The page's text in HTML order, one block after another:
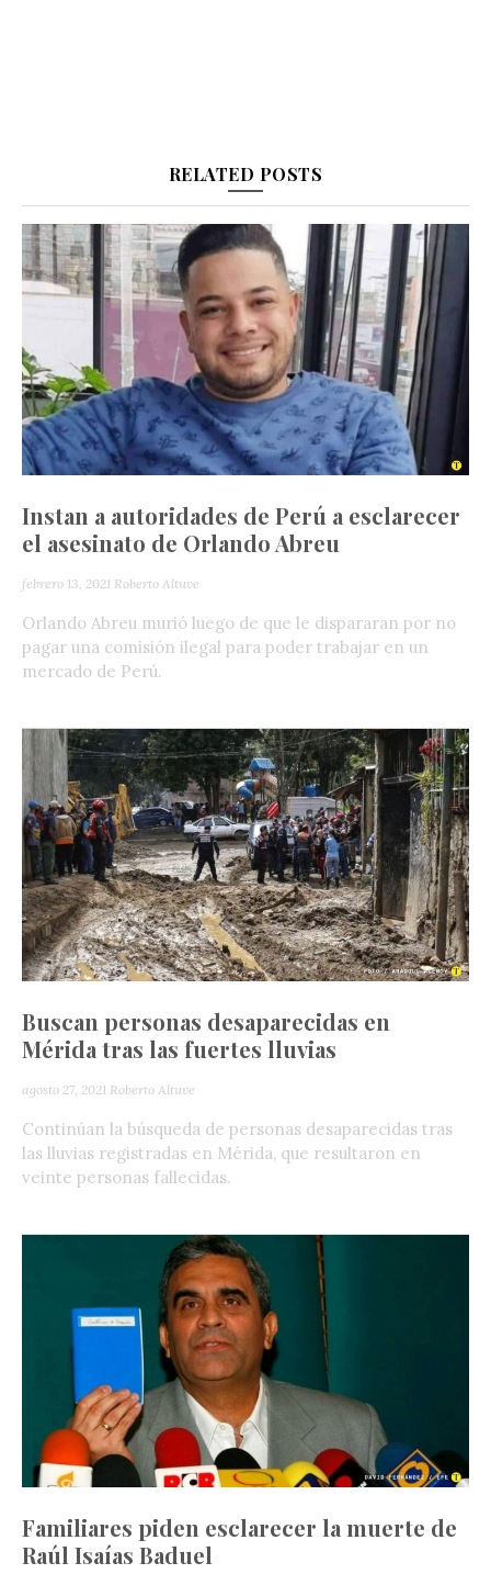
RELATED POSTS
Instan a autoridades de Perú a esclarecer
el asesinato de Orlando Abreu
febrero 13, 2021 Roberto Altuve
Orlando Abreu murió luego de que le dispararan por no
pagar una comisión ilegal para poder trabajar en un
mercado de Perú.
Buscan personas desaparecidas en
Mérida tras las fuertes lluvias
agosto 27, 2021 Roberto Altuve
Continúan la búsqueda de personas desaparecidas tras
las lluvias registradas en Mérida, que resultaron en
veinte personas fallecidas.
Familiares piden esclarecer la muerte de
Raúl Isaías Baduel